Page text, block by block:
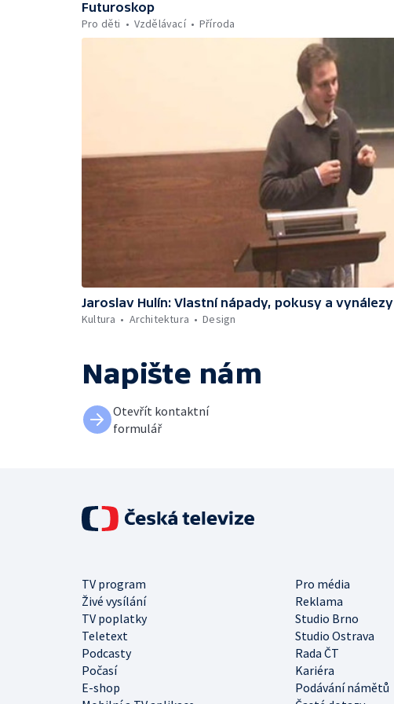
Futuroskop
Pro děti
Vzdělávací Příroda
Jaroslav Hulín: Vlastní nápady, pokusy a vynálezy
Kultura
Architektura Design
Napište nám
Otevřít kontaktní
formulář
TV program
Pro média
Živé vysílání
Reklama
TV poplatky
Studio Brno
Teletext
Studio Ostrava
Podcasty
Rada ČT
Počasí
Kariéra
E-shop
Podávání námětů